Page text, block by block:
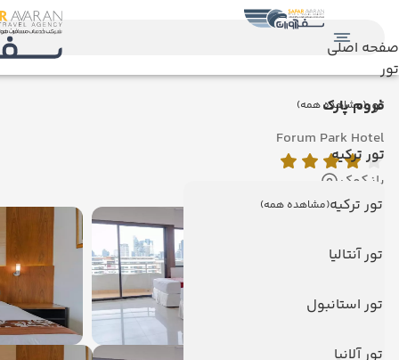
صفحه اصلی
تور
تور(مشاهده همه)
تور ترکیه
تور ترکیه(مشاهده همه)
تور آنتالیا
تور استانبول
تور آلانیا
فروم پارک
Forum Park Hotel
بانکوک